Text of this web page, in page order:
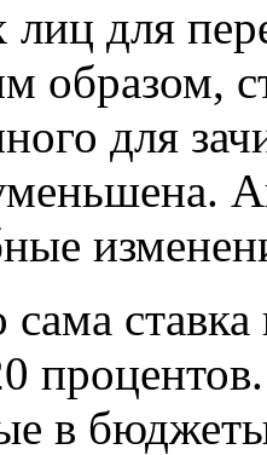
для
образом,
для
ставка
в